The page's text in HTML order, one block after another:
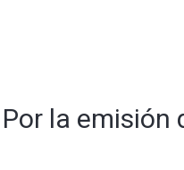
la emisión